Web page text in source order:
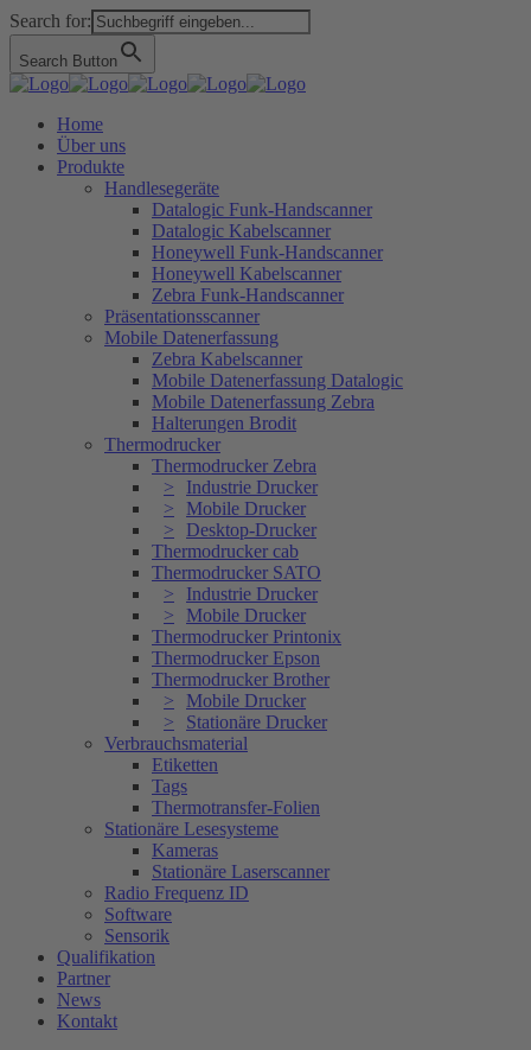
Search for:
Search Button
Home
Über uns
Produkte
Handlesegeräte
Datalogic Funk-Handscanner
Datalogic Kabelscanner
Honeywell Funk-Handscanner
Honeywell Kabelscanner
Zebra Funk-Handscanner
Präsentationsscanner
Mobile Datenerfassung
Zebra Kabelscanner
Mobile Datenerfassung Datalogic
Mobile Datenerfassung Zebra
Halterungen Brodit
Thermodrucker
Thermodrucker Zebra
Industrie Drucker
Mobile Drucker
Desktop-Drucker
Thermodrucker cab
Thermodrucker SATO
Industrie Drucker
Mobile Drucker
Thermodrucker Printonix
Thermodrucker Epson
Thermodrucker Brother
Mobile Drucker
Stationäre Drucker
Verbrauchsmaterial
Etiketten
Tags
Thermotransfer-Folien
Stationäre Lesesysteme
Kameras
Stationäre Laserscanner
Radio Frequenz ID
Software
Sensorik
Qualifikation
Partner
News
Kontakt